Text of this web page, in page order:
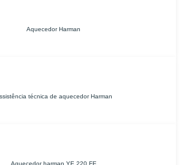
Aquecedor Harman
técnica de aquecedor Harman